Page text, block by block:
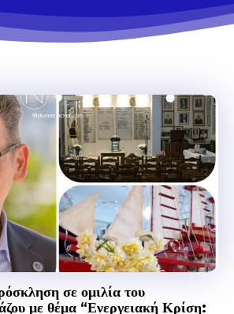
σε ομιλία του
με θέμα “Ενεργειακή Κρίση: